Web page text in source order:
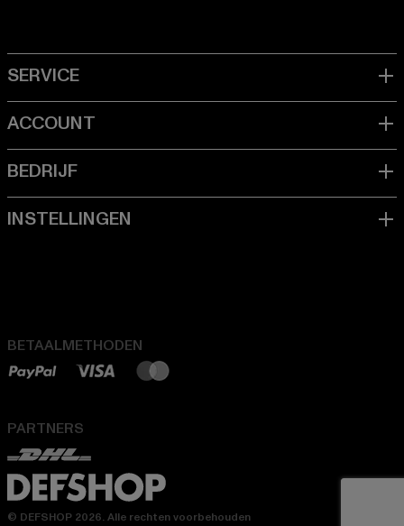
BETAALMETHODEN
PARTNERS
© DEFSHOP 2026. Alle rechten voorbehouden